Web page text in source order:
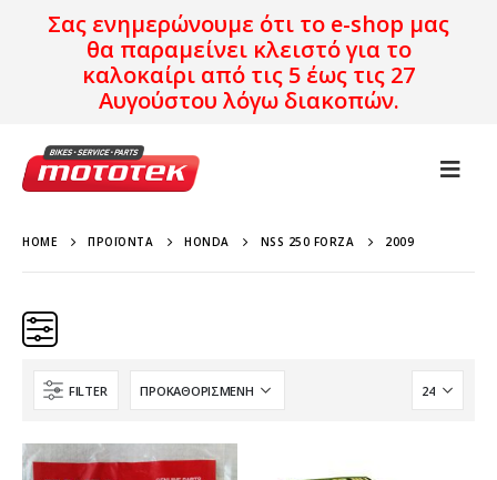
Σας ενημερώνουμε ότι το e-shop μας
θα παραμείνει κλειστό για το
καλοκαίρι από τις 5 έως τις 27
Αυγούστου λόγω διακοπών.
HOME ΠΡΟΪΌΝΤΑ HONDA NSS 250 FORZA 2009
Κατηγορίες
Προϊόν Προέλευση
FILTER